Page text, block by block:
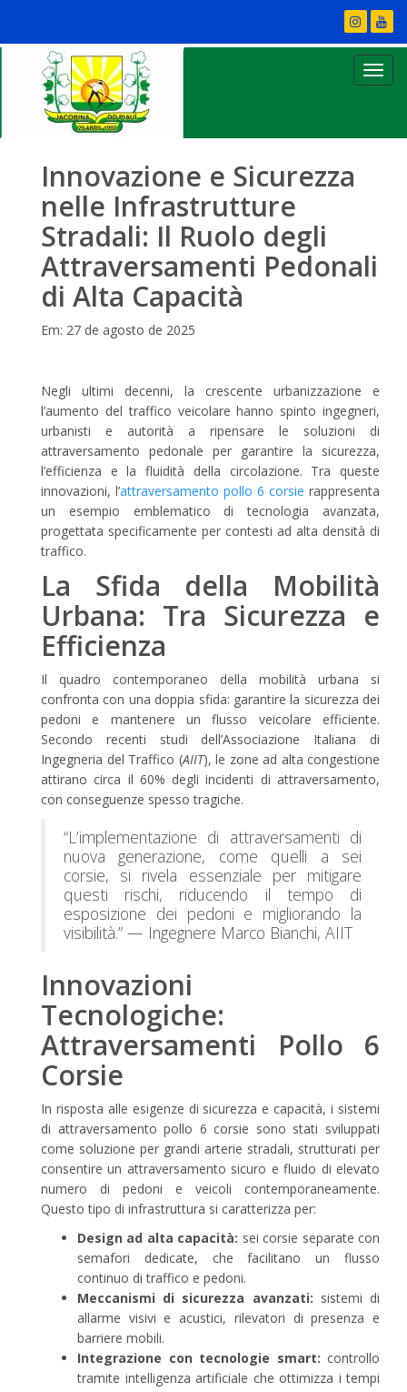
Innovazione e Sicurezza
nelle Infrastrutture
Stradali: Il Ruolo degli
Attraversamenti Pedonali
di Alta Capacità
Em: 27 de agosto de 2025
Negli ultimi decenni, la crescente urbanizzazione e
l’aumento del traffico veicolare hanno spinto ingegneri,
urbanisti e autorità a ripensare le soluzioni di
attraversamento pedonale per garantire la sicurezza,
l’efficienza e la fluidità della circolazione. Tra queste
innovazioni, l’attraversamento pollo 6 corsie rappresenta
un esempio emblematico di tecnologia avanzata,
progettata specificamente per contesti ad alta densità di
traffico.
La Sfida della Mobilità
Urbana: Tra Sicurezza e
Efficienza
Il quadro contemporaneo della mobilità urbana si
confronta con una doppia sfida: garantire la sicurezza dei
pedoni e mantenere un flusso veicolare efficiente.
Secondo recenti studi dell’Associazione Italiana di
Ingegneria del Traffico (AIIT), le zone ad alta congestione
attirano circa il 60% degli incidenti di attraversamento,
con conseguenze spesso tragiche.
“L’implementazione di attraversamenti di
nuova generazione, come quelli a sei
corsie, si rivela essenziale per mitigare
questi rischi, riducendo il tempo di
esposizione dei pedoni e migliorando la
visibilità.” — Ingegnere Marco Bianchi, AIIT
Innovazioni
Tecnologiche:
Attraversamenti Pollo 6
Corsie
In risposta alle esigenze di sicurezza e capacità, i sistemi
di attraversamento pollo 6 corsie sono stati sviluppati
come soluzione per grandi arterie stradali, strutturati per
consentire un attraversamento sicuro e fluido di elevato
numero di pedoni e veicoli contemporaneamente.
Questo tipo di infrastruttura si caratterizza per:
Design ad alta capacità: sei corsie separate con
semafori dedicate, che facilitano un flusso
continuo di traffico e pedoni.
Meccanismi di sicurezza avanzati: sistemi di
allarme visivi e acustici, rilevatori di presenza e
barriere mobili.
Integrazione con tecnologie smart: controllo
tramite intelligenza artificiale che ottimizza i tempi